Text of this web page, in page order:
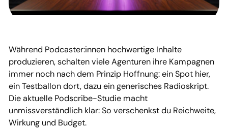
Während Podcaster:innen hochwertige Inhalte
produzieren, schalten viele Agenturen ihre Kampagnen
immer noch nach dem Prinzip Hoffnung: ein Spot hier,
ein Testballon dort, dazu ein generisches Radioskript.
Die aktuelle Podscribe-Studie macht
unmissverständlich klar: So verschenkst du Reichweite,
Wirkung und Budget.